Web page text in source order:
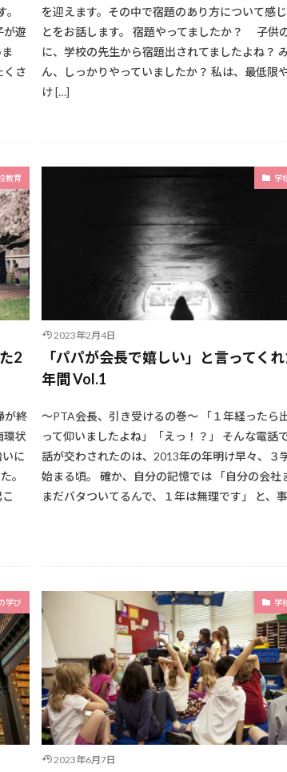
が遊
くさ
を迎えます。その中で宿題のあり方について感
とをお話します。 宿題やってましたか？ 子供
に、学校の先生から宿題出されてましたよね？
ん、しっかりやっていましたか？ 私は、最低限
け […]
教育
2
が終
環状
に
。
学
2023年2月4日
「パパが会長で嬉しい」と言ってく
年間 Vol.1
〜PTA会長、引き受けるの巻〜 「１年経ったら
って仰いましたよね」「えっ！？」 そんな電話
話が交わされたのは、2013年の年明け早々、３
始まる頃。 確か、自分の記憶では 「自分の会社
まだバタついてるんで、１年は無理です」 と、
学び 学
2023年6月7日